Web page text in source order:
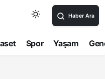
Haber Ara
Spor Yaşam